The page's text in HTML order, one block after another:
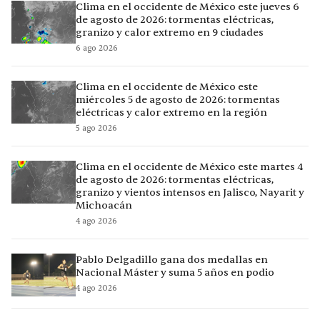
Clima en el occidente de México este jueves 6
de agosto de 2026: tormentas eléctricas,
granizo y calor extremo en 9 ciudades
6 ago 2026
Clima en el occidente de México este
miércoles 5 de agosto de 2026: tormentas
eléctricas y calor extremo en la región
5 ago 2026
Clima en el occidente de México este martes 4
de agosto de 2026: tormentas eléctricas,
granizo y vientos intensos en Jalisco, Nayarit y
Michoacán
4 ago 2026
Pablo Delgadillo gana dos medallas en
Nacional Máster y suma 5 años en podio
4 ago 2026